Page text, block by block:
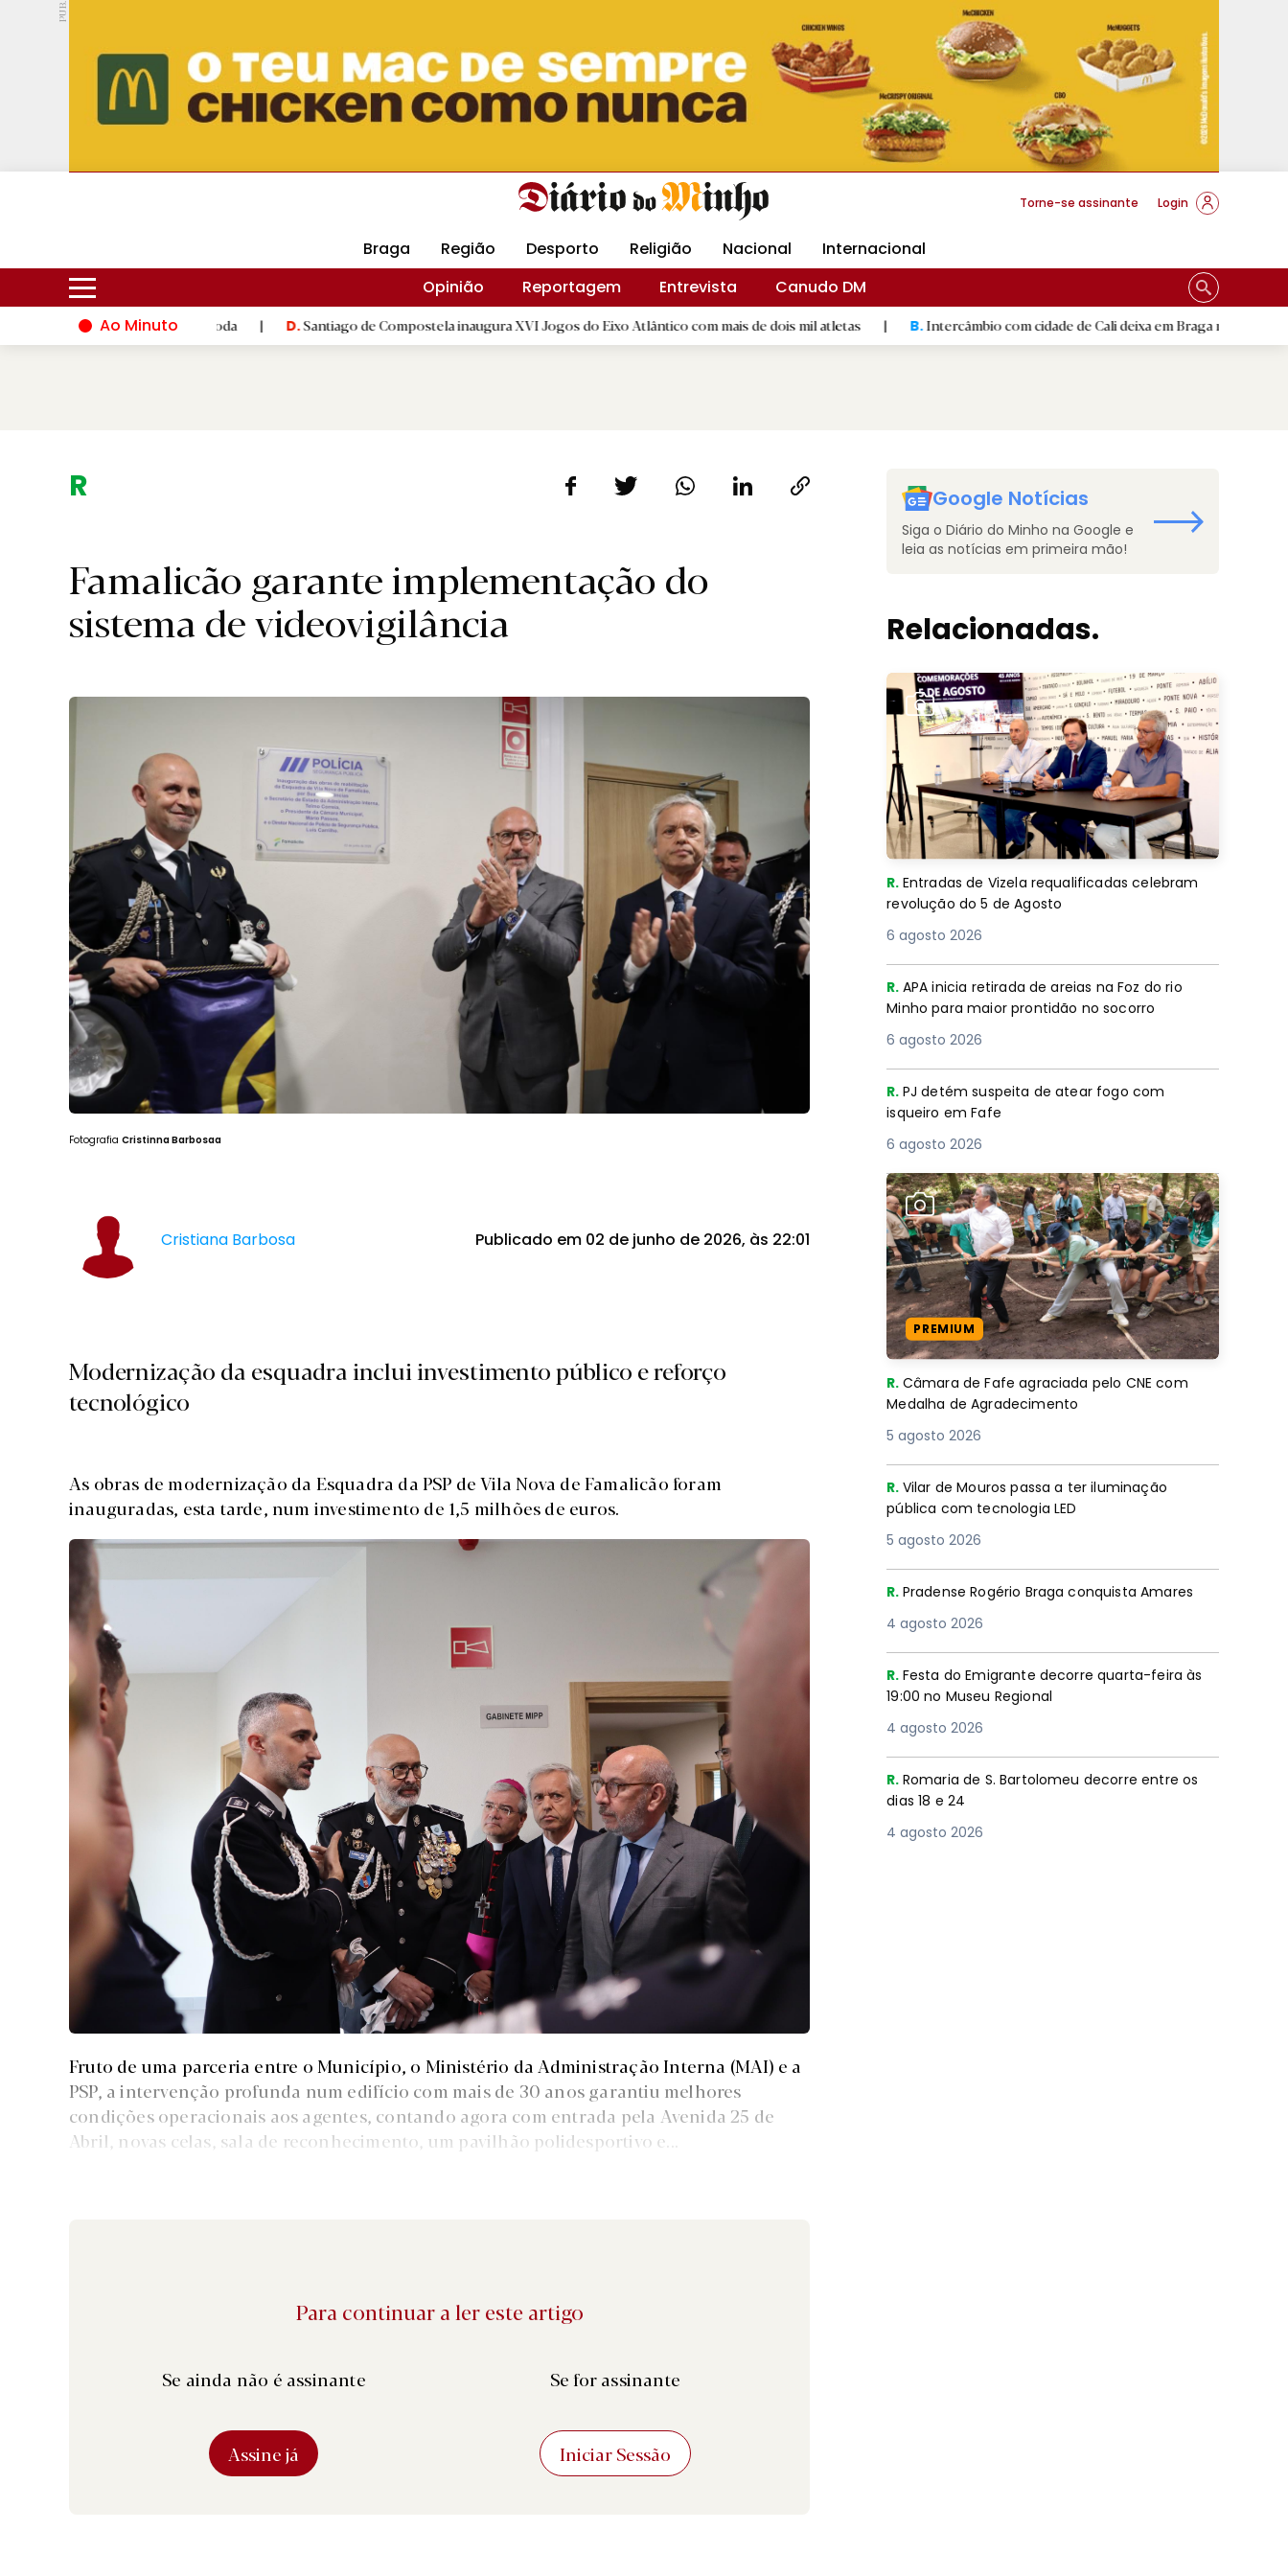
PUB.
Hoje 16ºC 29ºC DMtv Revista Minha Gráfica DM Livraria DM Arquidiocese Braga
Torne-se assinante Login
Braga Região Desporto Religião Nacional
Internacional
Opinião
Reportagem Entrevista
Canudo DM
Ao Minuto
do mundo da moda | Santiago de Compostela inaugura XVI Jogos do Eixo Atlântico com mais de dois mil atletas | B.Intercâmbio com cidade de Cali deixa em Braga mural artístico
Região.
Famalicão garante implementação do
sistema de videovigilância
Fotografia Cristinna Barbosaa
Cristiana Barbosa Publicado em 02 de junho de 2026, às 22:01
Modernização da esquadra inclui investimento público e reforço
tecnológico
As obras de modernização da Esquadra da PSP de Vila Nova de Famalicão foram
inauguradas, esta tarde, num investimento de 1,5 milhões de euros.
Fruto de uma parceria entre o Município, o Ministério da Administração Interna (MAI) e a
PSP, a intervenção profunda num edifício com mais de 30 anos garantiu melhores
condições operacionais aos agentes, contando agora com entrada pela Avenida 25 de
Abril, novas celas, sala de reconhecimento, um pavilhão polidesportivo e...
Para continuar a ler este artigo
Se ainda não é assinante
Assine já
Se for assinante
Iniciar Sessão
Google Notícias
Siga o Diário do Minho na Google e
leia as notícias em primeira mão!
Relacionadas.
R. Entradas de Vizela requalificadas celebram
revolução do 5 de Agosto
6 agosto 2026
R. APA inicia retirada de areias na Foz do rio
Minho para maior prontidão no socorro
6 agosto 2026
R. PJ detém suspeita de atear fogo com
isqueiro em Fafe
6 agosto 2026
PREMIUM
R. Câmara de Fafe agraciada pelo CNE com
Medalha de Agradecimento
5 agosto 2026
R. Vilar de Mouros passa a ter iluminação
pública com tecnologia LED
5 agosto 2026
R. Pradense Rogério Braga conquista Amares
4 agosto 2026
R. Festa do Emigrante decorre quarta-feira às
19:00 no Museu Regional
4 agosto 2026
R. Romaria de S. Bartolomeu decorre entre os
dias 18 e 24
4 agosto 2026